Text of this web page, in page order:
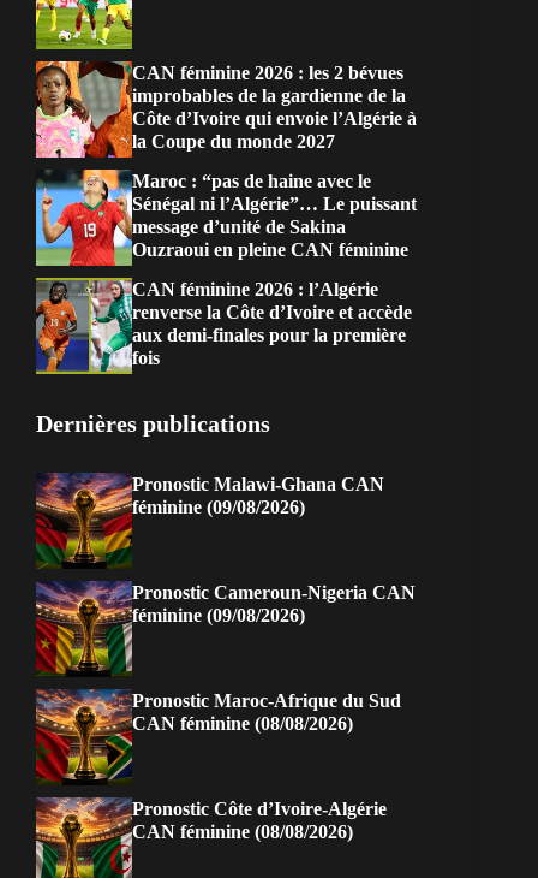
CAN féminine 2026 : les 2 bévues
improbables de la gardienne de la
Côte d’Ivoire qui envoie l’Algérie à
la Coupe du monde 2027
Maroc : “pas de haine avec le
Sénégal ni l’Algérie”… Le puissant
message d’unité de Sakina
Ouzraoui en pleine CAN féminine
CAN féminine 2026 : l’Algérie
renverse la Côte d’Ivoire et accède
aux demi-finales pour la première
fois
Dernières publications
Pronostic Malawi-Ghana CAN
féminine (09/08/2026)
Pronostic Cameroun-Nigeria CAN
féminine (09/08/2026)
Pronostic Maroc-Afrique du Sud
CAN féminine (08/08/2026)
Pronostic Côte d’Ivoire-Algérie
CAN féminine (08/08/2026)